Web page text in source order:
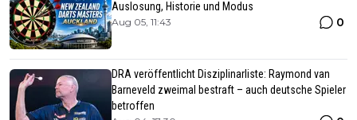
Auslosung, Historie und Modus
Aug 05, 11:43 0
DRA veröffentlicht Disziplinarliste: Raymond van
Barneveld zweimal bestraft – auch deutsche Spieler
betroffen